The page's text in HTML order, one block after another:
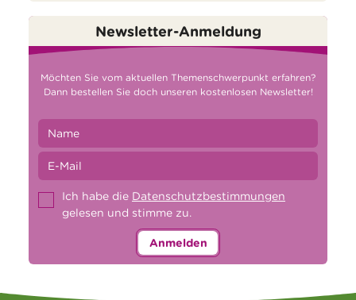
Newsletter-Anmeldung
Möchten Sie vom aktuellen Themenschwerpunkt erfahren?
Dann bestellen Sie doch unseren kostenlosen Newsletter!
Ich habe die Datenschutzbestimmungen
gelesen und stimme zu.
Anmelden